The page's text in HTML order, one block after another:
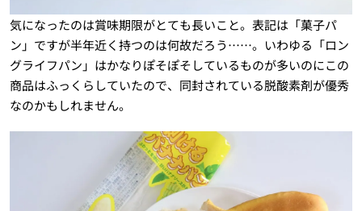
気になったのは賞味期限がとても長いこと。表記は「菓子パ
ン」ですが半年近く持つのは何故だろう……。いわゆる「ロン
グライフパン」はかなりぽそぽそしているものが多いのにこの
商品はふっくらしていたので、同封されている脱酸素剤が優秀
なのかもしれません。